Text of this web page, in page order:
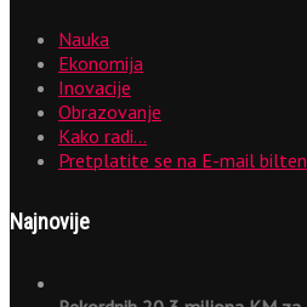
Nauka
Ekonomija
Inovacije
Obrazovanje
Kako radi…
Pretplatite se na E-mail bilten
Najnovije